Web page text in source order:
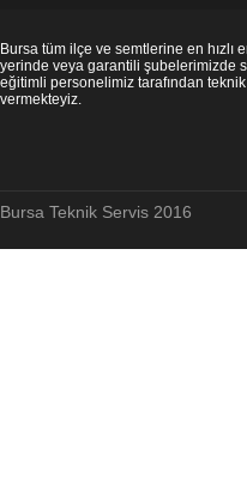
Bursa tüm ilçe ve semtlerine en hızlı
yerinde veya garantili şubelerimizde
eğitimli personelimiz tarafından
vermekteyiz.
Bursa Teknik Servis 2016